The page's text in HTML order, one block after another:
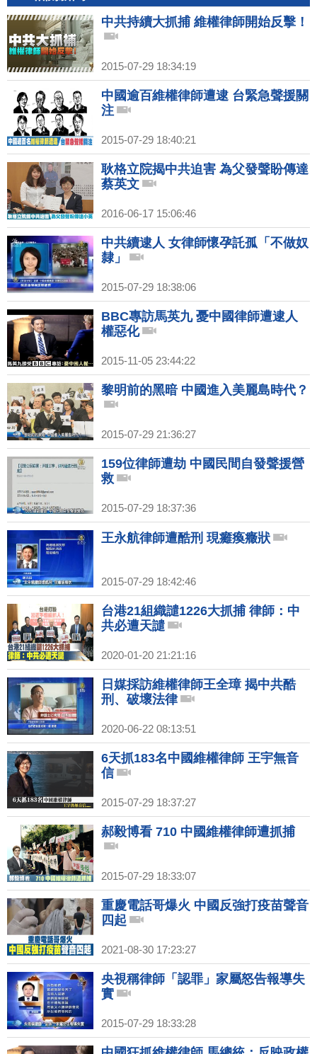
中共持續大抓捕 維權律師開始反擊！
2015-07-29 18:34:19
中國逾百維權律師遭逮 台緊急聲援關
注
2015-07-29 18:40:21
耿格立院揭中共迫害 為父發聲盼傳達
蔡英文
2016-06-17 15:06:46
中共續逮人 女律師懷孕託孤「不做奴
隸」
2015-07-29 18:38:06
BBC專訪馬英九 憂中國律師遭逮人
權惡化
2015-11-05 23:44:22
黎明前的黑暗 中國進入美麗島時代？
2015-07-29 21:36:27
159位律師遭劫 中國民間自發聲援營
救
2015-07-29 18:37:36
王永航律師遭酷刑 現癱瘓癥狀
2015-07-29 18:42:46
台港21組織譴1226大抓捕 律師：中
共必遭天譴
2020-01-20 21:21:16
日媒採訪維權律師王全璋 揭中共酷
刑、破壞法律
2020-06-22 08:13:51
6天抓183名中國維權律師 王宇無音
信
2015-07-29 18:37:27
郝毅博看 710 中國維權律師遭抓捕
2015-07-29 18:33:07
重慶電話哥爆火 中國反強打疫苗聲音
四起
2021-08-30 17:23:27
央視稱律師「認罪」家屬怒告報導失
實
2015-07-29 18:33:28